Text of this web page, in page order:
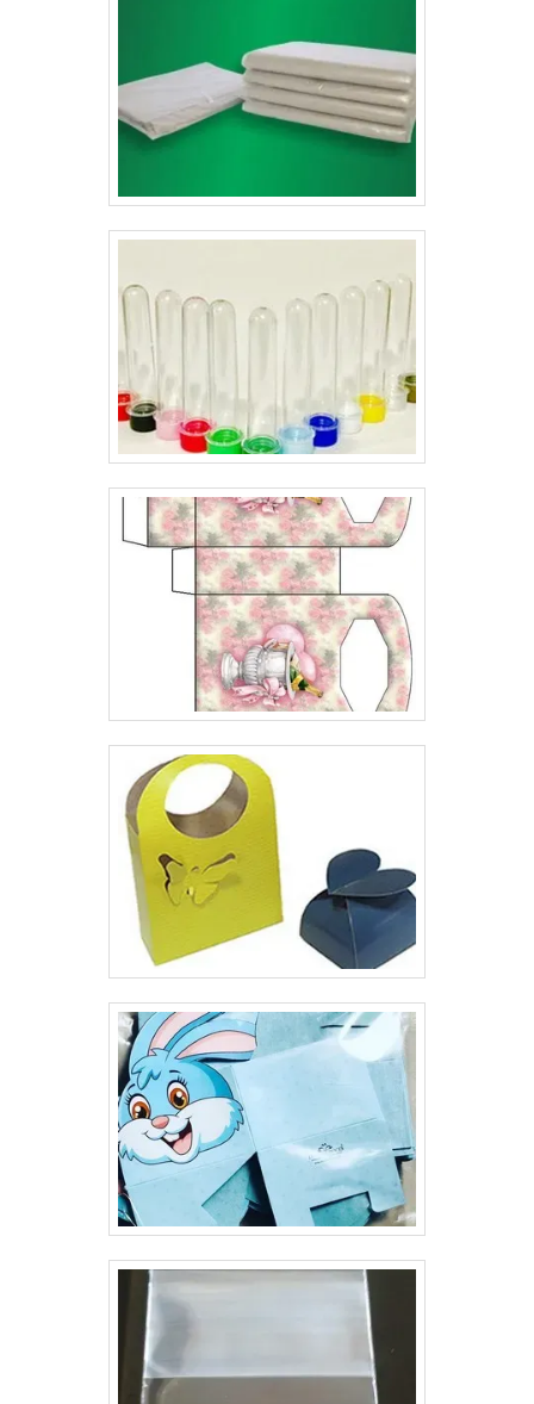
prática e altamente eficaz, com uma grande vantagem
ante aos demais: transmitir conteúdo de forma mais
assertiva. Soluções em produtos de dovulgaçãoA
gráfica Lyons oferece modelos personalizados de
sempre passando a melhor impressão para as
empresas e seus clientes..